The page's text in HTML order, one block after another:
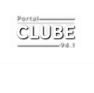
Pular
para